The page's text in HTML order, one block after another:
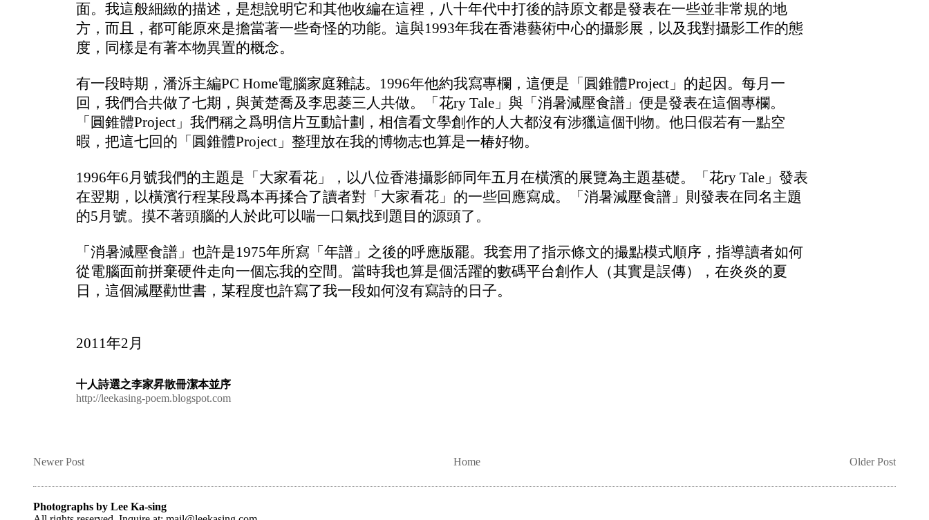
面。我這般細緻的描述，是想說明它和其他收編在這裡，八十年代中打後的詩原文都是發表在一些並非常規的地
方，而且，都可能原來是擔當著一些奇怪的功能。這與1993年我在香港藝術中心的攝影展，以及我對攝影工作的態
度，同樣是有著本物異置的概念。
有一段時期，潘泝主編PC Home電腦家庭雜誌。1996年他約我寫專欄，這便是「圓錐體Project」的起因。每月一
回，我們合共做了七期，與黃楚喬及李思菱三人共做。「花ry Tale」與「消暑減壓食譜」便是發表在這個專欄。
「圓錐體Project」我們稱之爲明信片互動計劃，相信看文學創作的人大都沒有涉獵這個刊物。他日假若有一點空
暇，把這七回的「圓錐體Project」整理放在我的博物志也算是一椿好物。
1996年6月號我們的主題是「大家看花」，以八位香港攝影師同年五月在橫濱的展覽為主題基礎。「花ry Tale」發表
在翌期，以橫濱行程某段爲本再揉合了讀者對「大家看花」的一些回應寫成。「消暑減壓食譜」則發表在同名主題
的5月號。摸不著頭腦的人於此可以喘一口氣找到題目的源頭了。
「消暑減壓食譜」也許是1975年所寫「年譜」之後的呼應版罷。我套用了指示條文的撮點模式順序，指導讀者如何
從電腦面前拼棄硬件走向一個忘我的空間。當時我也算是個活躍的數碼平台創作人（其實是誤傳），在炎炎的夏
日，這個減壓勸世書，某程度也許寫了我一段如何沒有寫詩的日子。
2011年2月
十人詩選之李家昇散冊潔本並序
http://leekasing-poem.blogspot.com
Newer Post Older Post
Home
Photographs by Lee Ka-sing